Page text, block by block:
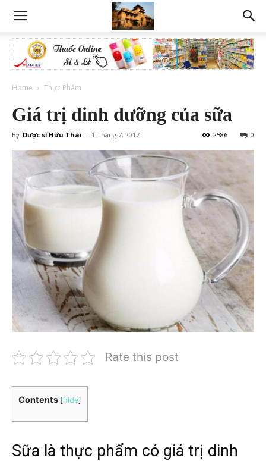
Home Thực Phẩm
Giá trị dinh dưỡng của sữa
By Dược sĩ Hữu Thái - 1 Tháng 7, 2017 0
2586
Rate this post
Contents [hide]
Sữa là thực phẩm có giá trị dinh